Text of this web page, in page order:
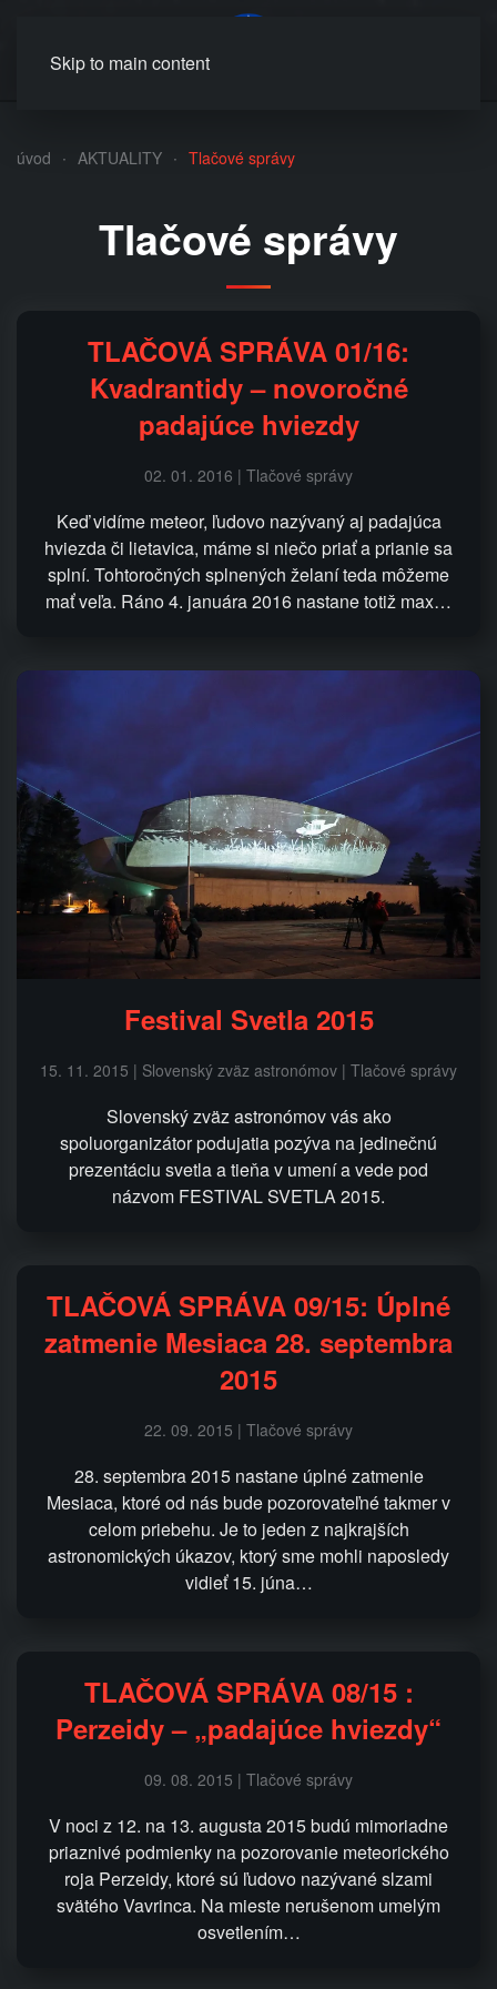
Skip to main content
úvod AKTUALITY Tlačové správy
Tlačové správy
TLAČOVÁ SPRÁVA 01/16:
Kvadrantidy – novoročné
padajúce hviezdy
02. 01. 2016 | Tlačové správy
Keď vidíme meteor, ľudovo nazývaný aj padajúca
hviezda či lietavica, máme si niečo priať a prianie sa
splní. Tohtoročných splnených želaní teda môžeme
mať veľa. Ráno 4. januára 2016 nastane totiž max…
Festival Svetla 2015
15. 11. 2015 | Slovenský zväz astronómov | Tlačové správy
Slovenský zväz astronómov vás ako
spoluorganizátor podujatia pozýva na jedinečnú
prezentáciu svetla a tieňa v umení a vede pod
názvom FESTIVAL SVETLA 2015.
TLAČOVÁ SPRÁVA 09/15: Úplné
zatmenie Mesiaca 28. septembra
2015
22. 09. 2015 | Tlačové správy
28. septembra 2015 nastane úplné zatmenie
Mesiaca, ktoré od nás bude pozorovateľné takmer v
celom priebehu. Je to jeden z najkrajších
astronomických úkazov, ktorý sme mohli naposledy
vidieť 15. júna…
TLAČOVÁ SPRÁVA 08/15 :
Perzeidy – „padajúce hviezdy“
09. 08. 2015 | Tlačové správy
V noci z 12. na 13. augusta 2015 budú mimoriadne
priaznivé podmienky na pozorovanie meteorického
roja Perzeidy, ktoré sú ľudovo nazývané slzami
svätého Vavrinca. Na mieste nerušenom umelým
osvetlením…